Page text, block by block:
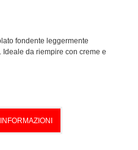
fondente leggermente
da riempire con creme e